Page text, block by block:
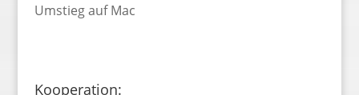
Umstieg auf Mac
Kooperation: